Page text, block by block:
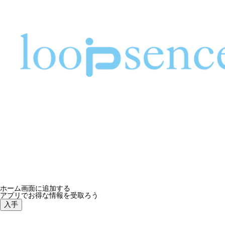
ホーム画面に追加する
アプリでお得な情報を受取ろう
入手